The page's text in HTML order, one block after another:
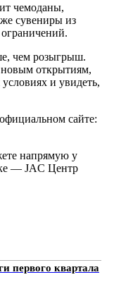
чемоданы,
сувениры из
чем розыгрыш.
открытиям,
и увидеть,
сайте:
напрямую у
— JAC Центр
первого квартала